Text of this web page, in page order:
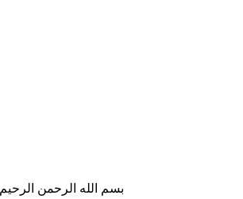
بسم الله الرحمن الرحيم